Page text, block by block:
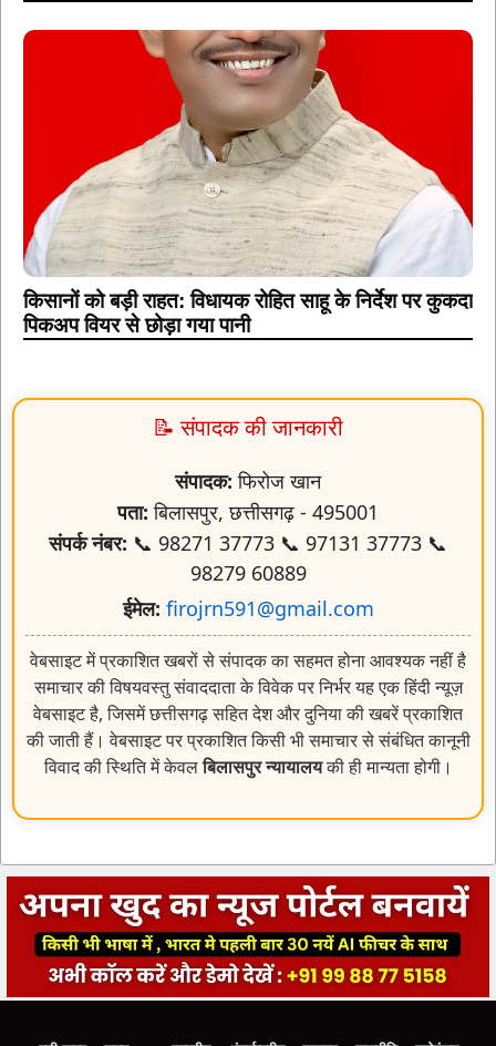
किसानों को बड़ी राहत: विधायक रोहित साहू के निर्देश पर कुकदा
पिकअप वियर से छोड़ा गया पानी
📝 संपादक की जानकारी
संपादक: फिरोज खान
पता: बिलासपुर, छत्तीसगढ़ - 495001
संपर्क नंबर: 📞 98271 37773 📞 97131 37773 📞
98279 60889
ईमेल: firojrn591@gmail.com
वेबसाइट में प्रकाशित खबरों से संपादक का सहमत होना आवश्यक नहीं है
समाचार की विषयवस्तु संवाददाता के विवेक पर निर्भर यह एक हिंदी न्यूज़
वेबसाइट है, जिसमें छत्तीसगढ़ सहित देश और दुनिया की खबरें प्रकाशित
की जाती हैं। वेबसाइट पर प्रकाशित किसी भी समाचार से संबंधित कानूनी
विवाद की स्थिति में केवलबिलासपुर न्यायालयकी ही मान्यता होगी।